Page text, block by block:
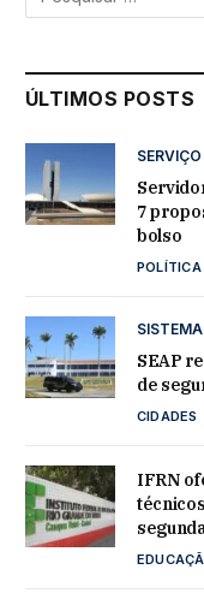
ÚLTIMOS POSTS
7
bolso
POLÍTICA
SEAP
de
CIDADES
IFRN